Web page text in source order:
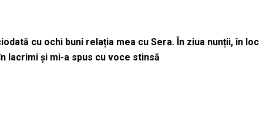
cu ochi buni relația mea cu Sera. În ziua nunții, în loc
lacrimi și mi-a spus cu voce stinsă